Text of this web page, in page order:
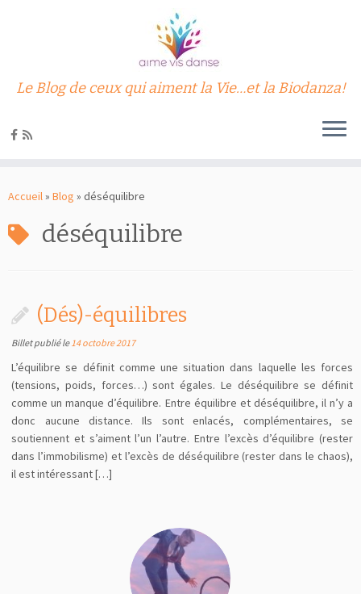
au
Le Blog de ceux qui aiment la Vie…et la Biodanza!
Accueil» Blog » déséquilibre
déséquilibre
(Dés)-équilibres
Billet publié le14 octobre 2017
L’équilibre se définit comme une situation dans laquelle les forces
(tensions, poids, forces…) sont égales. Le déséquilibre se définit
comme un manque d’équilibre. Entre équilibre et déséquilibre, il n’y a
donc aucune distance. Ils sont enlacés, complémentaires, se
soutiennent et s’aiment l’un l’autre. Entre l’excès d’équilibre (rester
dans l’immobilisme) et l’excès de déséquilibre (rester dans le chaos),
il est intéressant […]